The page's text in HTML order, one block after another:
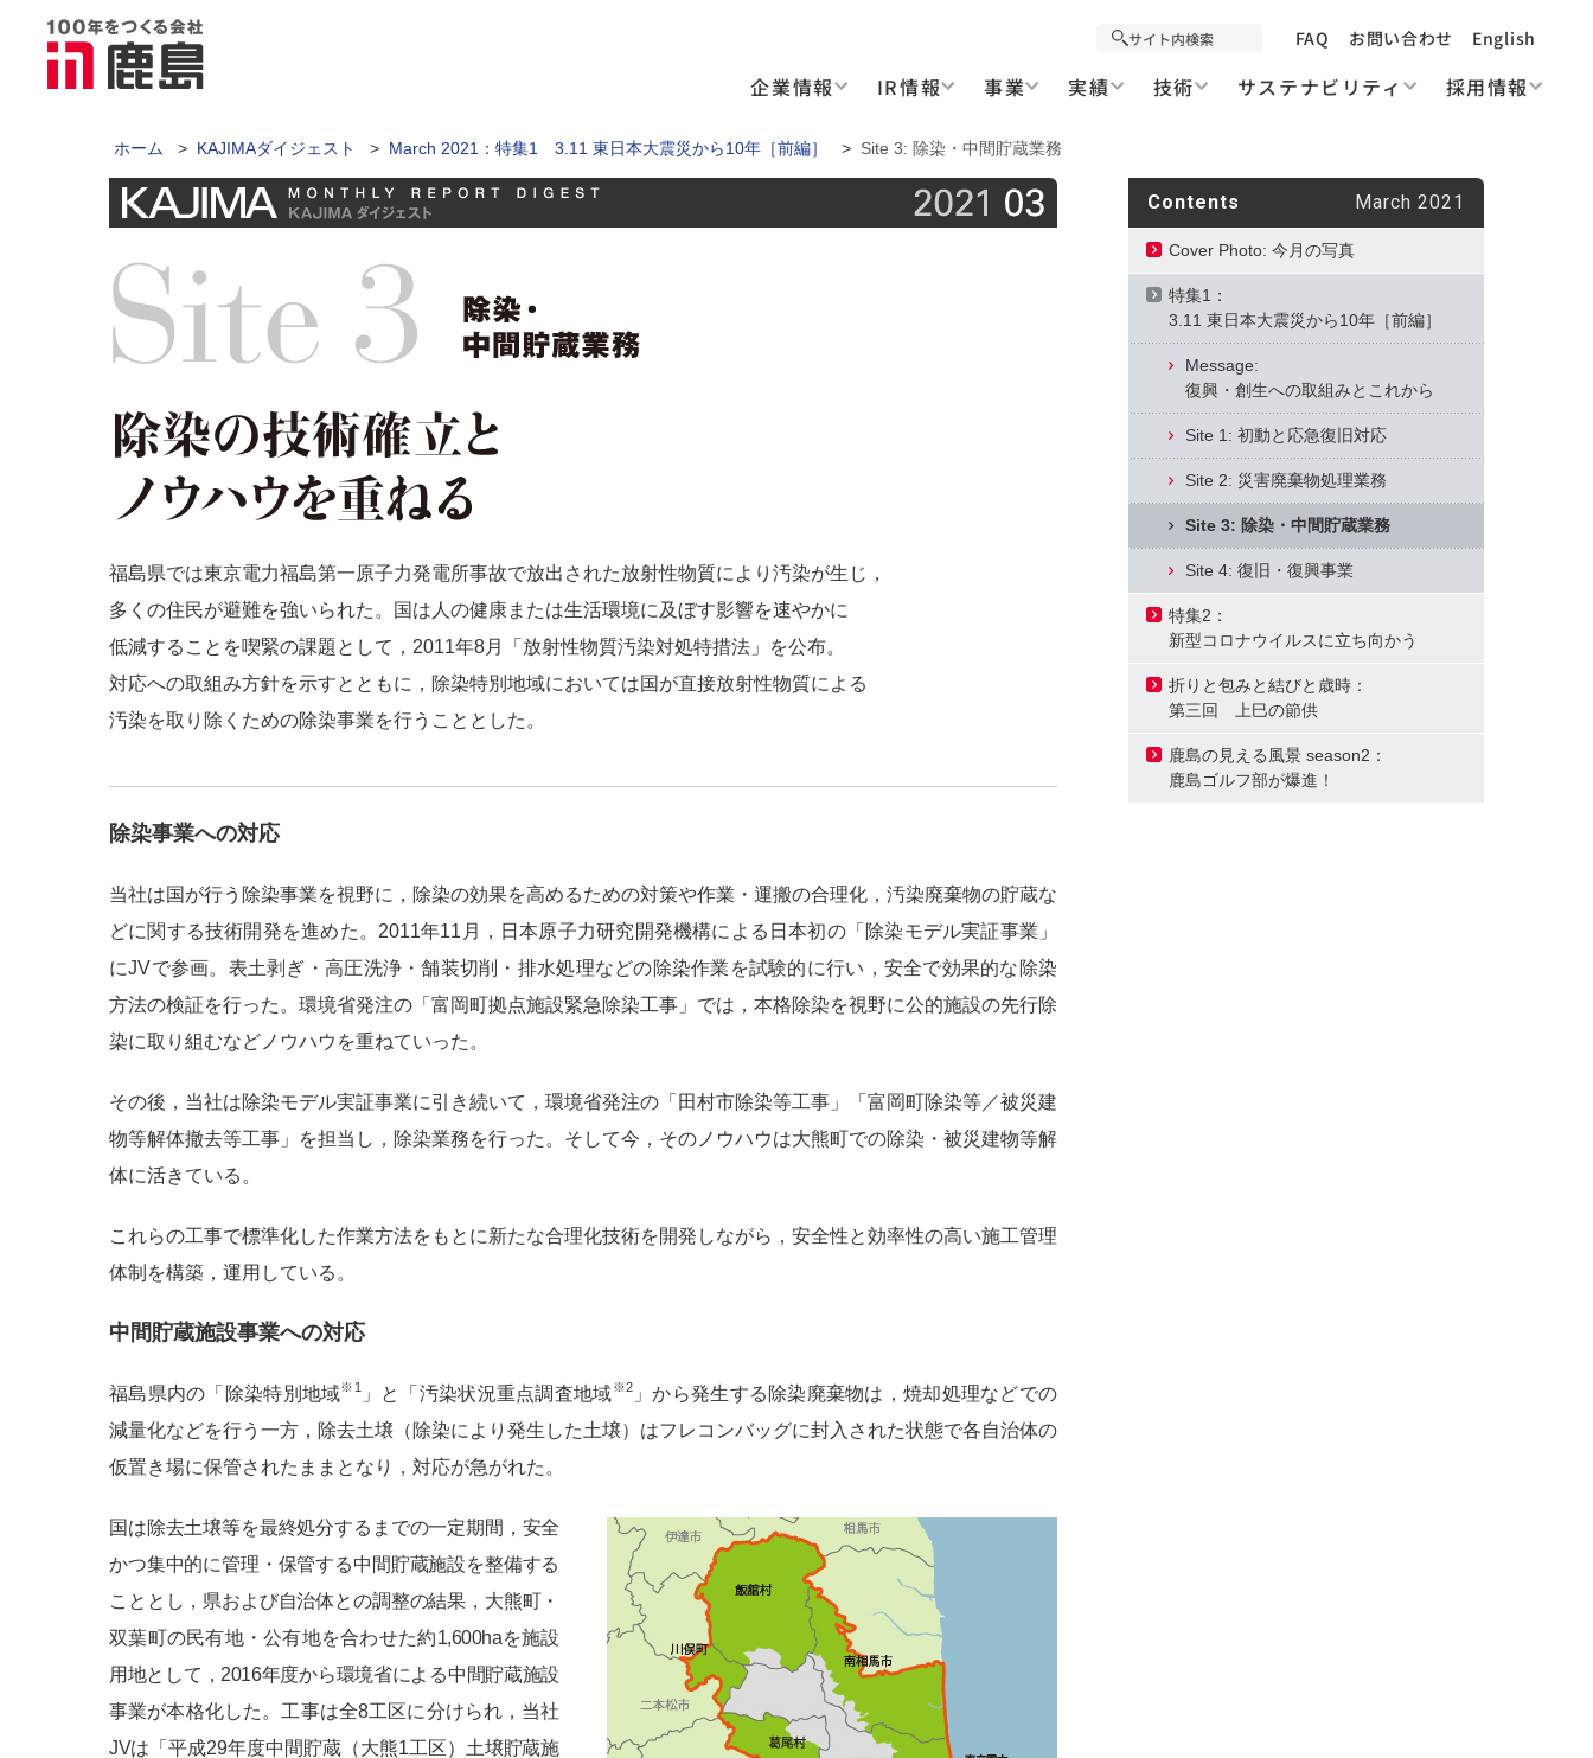
FAQ お問い合わせ English
企業情報 IR情報 事業 実績 技術 サステナビリティ 採用情報
ホーム > KAJIMAダイジェスト > March 2021：特集1 3.11 東日本大震災から10年［前編］ > Site 3: 除染・中間貯蔵業務
福島県では東京電力福島第一原子力発電所事故で放出された放射性物質により汚染が生じ，
多くの住民が避難を強いられた。国は人の健康または生活環境に及ぼす影響を速やかに
低減することを喫緊の課題として，2011年8月「放射性物質汚染対処特措法」を公布。
対応への取組み方針を示すとともに，除染特別地域においては国が直接放射性物質による
汚染を取り除くための除染事業を行うこととした。
除染事業への対応
当社は国が行う除染事業を視野に，除染の効果を高めるための対策や作業・運搬の合理化，汚染廃棄物の貯蔵な
どに関する技術開発を進めた。2011年11月，日本原子力研究開発機構による日本初の「除染モデル実証事業」
にJVで参画。表土剥ぎ・高圧洗浄・舗装切削・排水処理などの除染作業を試験的に行い，安全で効果的な除染
方法の検証を行った。環境省発注の「富岡町拠点施設緊急除染工事」では，本格除染を視野に公的施設の先行除
染に取り組むなどノウハウを重ねていった。
その後，当社は除染モデル実証事業に引き続いて，環境省発注の「田村市除染等工事」「富岡町除染等／被災建
物等解体撤去等工事」を担当し，除染業務を行った。そして今，そのノウハウは大熊町での除染・被災建物等解
体に活きている。
これらの工事で標準化した作業方法をもとに新たな合理化技術を開発しながら，安全性と効率性の高い施工管理
体制を構築，運用している。
中間貯蔵施設事業への対応
福島県内の「除染特別地域※1 」と「汚染状況重点調査地域※2」から発生する除染廃棄物は，焼却処理などでの
減量化などを行う一方，除去土壌（除染により発生した土壌）はフレコンバッグに封入された状態で各自治体の
仮置き場に保管されたままとなり，対応が急がれた。
国は除去土壌等を最終処分するまでの一定期間，安全
かつ集中的に管理・保管する中間貯蔵施設を整備する
こととし，県および自治体との調整の結果，大熊町・
双葉町の民有地・公有地を合わせた約1,600haを施設
用地として，2016年度から環境省による中間貯蔵施設
事業が本格化した。工事は全8工区に分けられ，当社
JVは「平成29年度中間貯蔵（大熊1工区）土壌貯蔵施
Contents March 2021
Cover Photo: 今月の写真
特集1：
3.11 東日本大震災から10年［前編］
Message:
復興・創生への取組みとこれから
Site 1: 初動と応急復旧対応
Site 2: 災害廃棄物処理業務
Site 3: 除染・中間貯蔵業務
Site 4: 復旧・復興事業
特集2：
新型コロナウイルスに立ち向かう
折りと包みと結びと歳時：
第三回 上巳の節供
鹿島の見える風景 season2：
鹿島ゴルフ部が爆進！